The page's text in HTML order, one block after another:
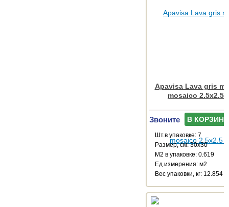
Apavisa Lava gris
mosaico 2.5x2.5
Звоните В КОРЗИНУ
Шт.в упаковке: 7
Размер, см: 30x30
М2 в упаковке: 0.619
Ед.измерения: м2
Веc упаковки, кг: 12.854